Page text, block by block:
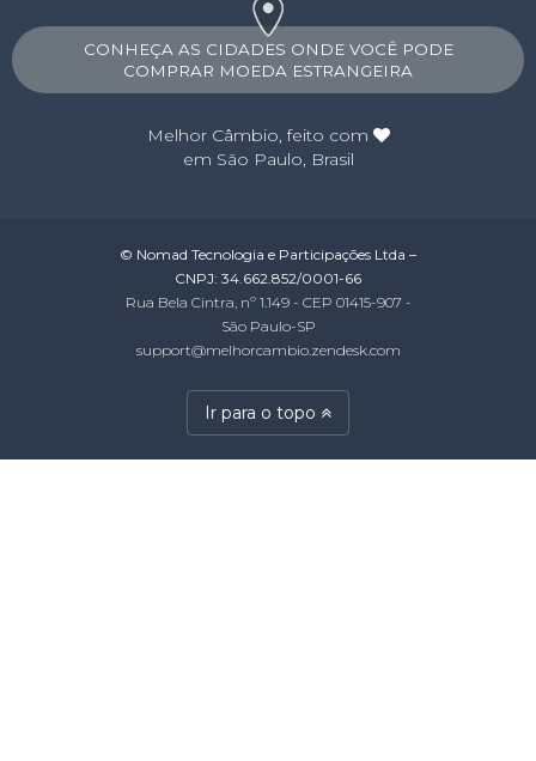
CONHEÇA AS CIDADES ONDE VOCÊ PODE
COMPRAR MOEDA ESTRANGEIRA
Melhor Câmbio, feito com
em São Paulo, Brasil
© Nomad Tecnologia e Participações Ltda –
CNPJ: 34.662.852/0001-66
Rua Bela Cintra, nº 1.149 - CEP 01415-907 -
São Paulo-SP
support@melhorcambio.zendesk.com
Ir para o topo